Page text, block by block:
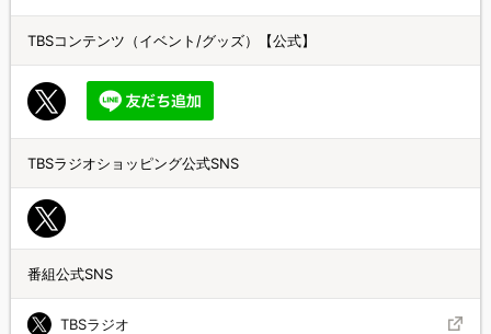
TBSコンテンツ（イベント/グッズ）【公式】
TBSラジオショッピング公式SNS
番組公式SNS
TBSラジオ